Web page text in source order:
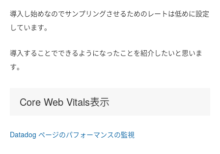
導入し始めなのでサンプリングさせるためのレートは低めに設定
しています。
導入することでできるようになったことを紹介したいと思いま
す。
Core Web Vitals表示
Datadog ページのパフォーマンスの監視